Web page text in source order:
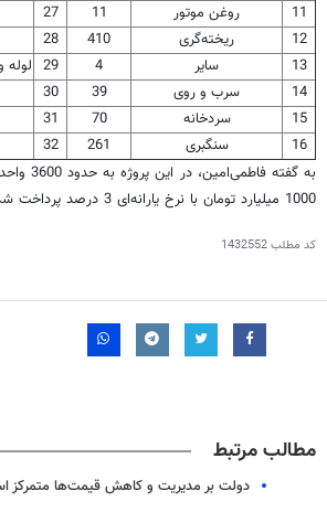
11
روغن موتور 11
27
12
ریخته‌گری 410
28
13
سایر 4
29 لوله
14
سرب و روی 39
30
15
سردخانه 70
31
16
سنگبری 261
32
به گفته
1000 میلیارد تومان با نرخ یارانه‌ای 3 درصد پرداخت شده است.
کد مطلب1432552
مطالب مرتبط
دولت بر مدیریت و کاهش قیمت‌ها متمرکز